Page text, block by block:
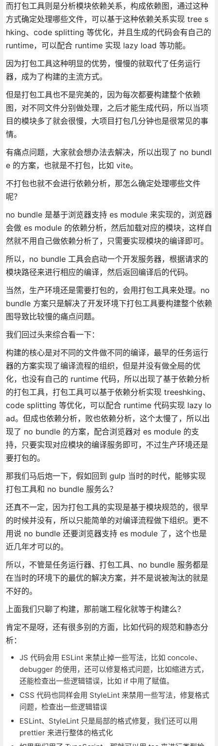
而打包工具则是分析模块依赖关系，构成依赖图，通过这种
方式确定处理哪些文件，可以基于这种依赖关系实现 tree s
hking、code splitting 等优化，并且生成的代码会有自己的
runtime，可以配合 runtime 实现 lazy load 等功能。
因为打包工具这种明显的优势，慢慢的就取代了任务运行
器，成为了构建的主流方式。
但是打包工具也不是完美的，因为每次都要构建整个依赖
图，对不同文件分别做处理，之后才能生成代码，所以当项
目的模块多了就会很慢，大项目打包几分钟也是很常见的事
情。
有痛点问题，大家就会想办法去解决，所以出现了 no bundl
e 的方案，也就是不打包，比如 vite。
不打包也就不会进行依赖分析，那怎么确定处理哪些文件
呢？
no bundle 是基于浏览器支持 es module 来实现的，浏览器
会做 es module 的依赖分析，然后加载对应的模块，这样自
然就不用自己做依赖分析了，只需要实现模块的编译即可。
所以，no bundle 工具会启动一个开发服务器，根据请求的
模块路径来进行相应的编译，然后返回编译后的代码。
当然，生产环境还是需要打包的，会用打包工具来处理。no
bundle 方案只是解决了开发环境下打包工具要构建整个依赖
图导致比较慢的痛点问题。
我们回过头来综合看一下：
构建的核心是对不同的文件做不同的编译，最早的任务运行
器的方案实现了编译流程的组织，但是并没有做全局的优
化，也没有自己的 runtime 代码，所以出现了基于依赖分析
的打包工具，打包工具可以基于依赖分析实现 treeshking、
code splitting 等优化，可以配合 runtime 代码实现 lazy lo
ad。但成也依赖分析，败也依赖分析，这个太慢了，所以出
现了 no bundle 的方案，配合浏览器对 es module 的支
持，只要实现对应模块的编译服务即可，不过生产环境还是
要打包的。
那我们马后炮一下，假如回到 gulp 当时的时代，能够实现
打包工具和 no bundle 服务么？
还真不一定，因为打包工具的实现是基于模块规范的，很早
的时候并没有，所以只能简单的对编译流程做下组织。更不
用说 no bundle 还要浏览器支持 es module 了，这个也是
近几年才可以的。
所以，不管是任务运行器、打包工具、no bundle 服务都是
在当时的环境下的最优的解决方案，并不是说被淘汰的就是
不好的。
上面我们只聊了构建，那前端工程化就等于构建么？
肯定不是呀，还有很多别的方面，比如代码的规范和静态分
析：
JS 代码会用 ESLint 来禁止掉一些写法，比如 concole、
debugger 的使用，还可以修复格式问题，比如缩进方式，
还能检查出一些逻辑错误，比如 if 中用了赋值。
CSS 代码也同样会用 StyleLint 来禁用一些写法，修复格式
问题，检查出一些逻辑错误
ESLint、StyleLint 只是局部的格式修复，我们还可以用
prettier 来进行整体的格式化